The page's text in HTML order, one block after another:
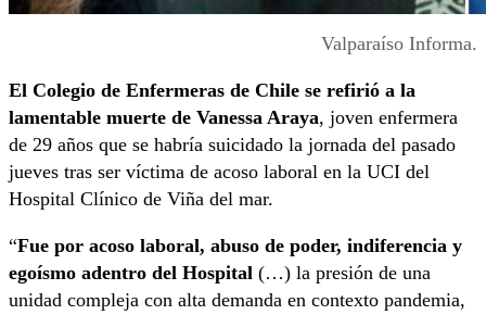
Valparaíso Informa.
El Colegio de Enfermeras de Chile se refirió a la
lamentable muerte de Vanessa Araya, joven enfermera
de 29 años que se habría suicidado la jornada del pasado
jueves tras ser víctima de acoso laboral en la UCI del
Hospital Clínico de Viña del mar.
“Fue por acoso laboral, abuso de poder, indiferencia y
egoísmo adentro del Hospital (…) la presión de una
unidad compleja con alta demanda en contexto pandemia,